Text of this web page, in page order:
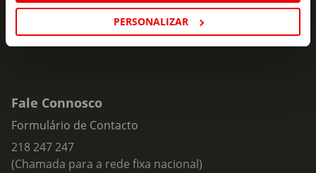
PERSONALIZAR
Fale Connosco
Formulário de Contacto
218 247 247
(Chamada para a rede fixa nacional)